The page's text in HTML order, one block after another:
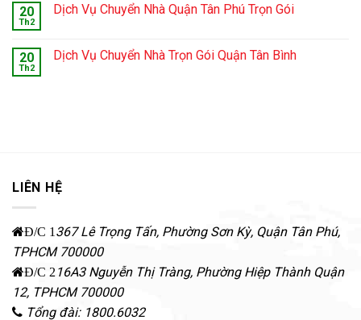
20
Th2
Dịch Vụ Chuyển Nhà Quận Tân Phú Trọn Gói
20
Th2
Dịch Vụ Chuyển Nhà Trọn Gói Quận Tân Bình
LIÊN HỆ
Đ/C 1 367 Lê Trọng Tấn, Phường Sơn Kỳ, Quận Tân Phú,
TPHCM 700000
Đ/C 2 16A3 Nguyễn Thị Tràng, Phường Hiệp Thành Quận
12, TPHCM 700000
Tổng đài: 1800.6032